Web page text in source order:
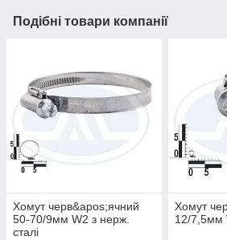
Подібні товари компанії
Хомут черв&apos;ячний
50-70/9мм W2 з нерж.
сталі
Хомут
12/7,5мм